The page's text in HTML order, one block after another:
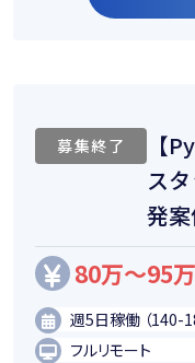
募集終了
【
ス
発
80万～95万
週5日稼働 （140-
フルリモート